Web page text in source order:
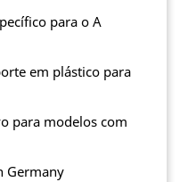
para o A
em plástico para
para modelos com
Germany